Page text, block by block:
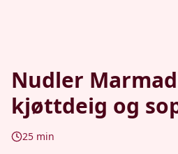
Nudler
kjøttdeig og
25 min